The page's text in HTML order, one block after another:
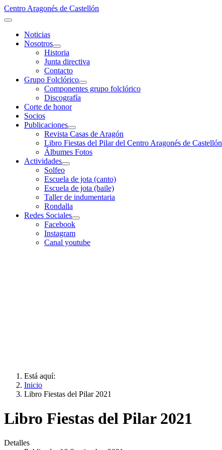
Centro Aragonés de Castellón
Noticias
Nosotros
Historia
Junta directiva
Contacto
Grupo Folclórico
Componentes grupo folclórico
Discografía
Corte de honor
Socios
Publicaciones
Revista Casas de Aragón
Libro Fiestas del Pilar del Centro Aragonés de Castellón
Álbumes Fotos
Actividades
Solfeo
Escuela de jota (canto)
Escuela de jota (baile)
Taller de indumentaria
Rondalla
Redes Sociales
Facebook
Instagram
Canal youtube
Está aquí:
Inicio
Libro Fiestas del Pilar 2021
Libro Fiestas del Pilar 2021
Detalles